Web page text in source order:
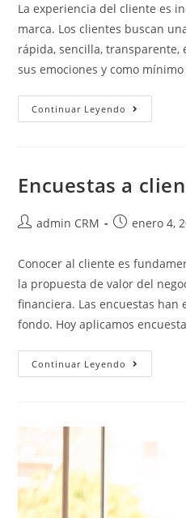
La experiencia del cliente es
marca. Los clientes buscan
rápida, sencilla, transparente,
sus emociones y como
Continuar Leyendo
Encuestas a
admin CRM enero 4,
Conocer al cliente es
la propuesta de valor del
financiera. Las encuestas han
fondo. Hoy aplicamos
Continuar Leyendo